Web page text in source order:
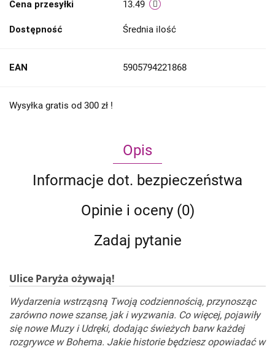
Cena przesyłki 13.49
Dostępność Średnia ilość
EAN 5905794221868
Wysyłka gratis od 300 zł !
Opis
Informacje dot. bezpieczeństwa
Opinie i oceny (0)
Zadaj pytanie
Ulice Paryża ożywają!
Wydarzenia wstrząsną Twoją codziennością, przynosząc
zarówno nowe szanse, jak i wyzwania. Co więcej, pojawiły
się nowe Muzy i Udręki, dodając świeżych barw każdej
rozgrywce w Bohema. Jakie historie będziesz opowiadać w